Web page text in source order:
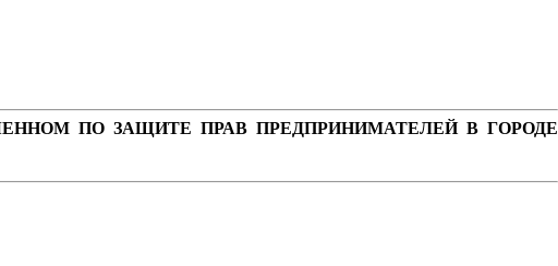
ПО ЗАЩИТЕ ПРАВ ПРЕДПРИНИМАТЕЛЕЙ В ГОРОДЕ